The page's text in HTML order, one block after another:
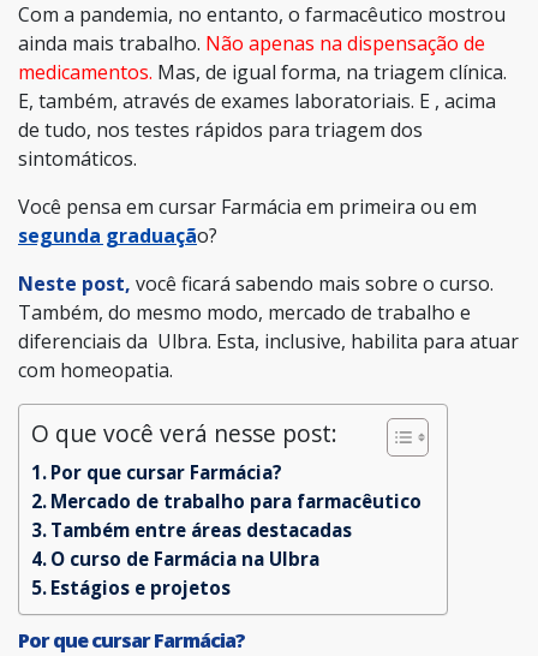
Com a pandemia, no entanto, o farmacêutico mostrou
ainda mais trabalho. Não apenas na dispensação de
medicamentos. Mas, de igual forma, na triagem clínica.
E, também, através de exames laboratoriais. E , acima
de tudo, nos testes rápidos para triagem dos
sintomáticos.
Você pensa em cursar Farmácia em primeira ou em
segunda graduação?
Neste post, você ficará sabendo mais sobre o curso.
Também, do mesmo modo, mercado de trabalho e
diferenciais da Ulbra. Esta, inclusive, habilita para atuar
com homeopatia.
O que você verá nesse post:
Por que cursar Farmácia?
Mercado de trabalho para farmacêutico
Também entre áreas destacadas
O curso de Farmácia na Ulbra
Estágios e projetos
Por que cursar Farmácia?